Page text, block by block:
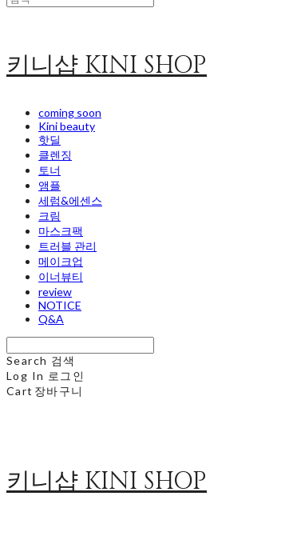
키니샵 KINI SHOP
coming soon
Kini beauty
핫딜
클렌징
토너
앰플
세럼&에센스
크림
마스크팩
트러블 관리
메이크업
이너뷰티
review
NOTICE
Q&A
Search 검색
Log In 로그인
Cart 장바구니
키니샵 KINI SHOP